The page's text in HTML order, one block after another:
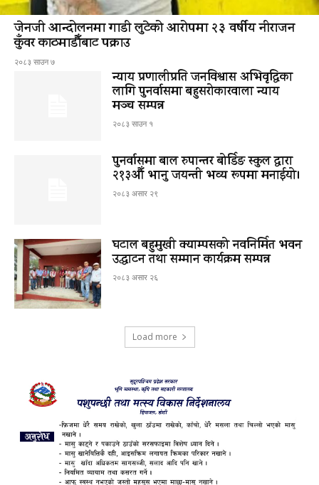
जेनजी आन्दोलनमा गाडी लुटेको आरोपमा २३ वर्षीय नीराजन
कुँवर काठमाडौँबाट पक्राउ
२०८३ साउन ७
न्याय प्रणालीप्रति जनविश्वास अभिवृद्धिका
लागि पुनर्वासमा बहुसरोकारवाला न्याय
मञ्च सम्पन्न
२०८३ साउन १
पुनर्वासमा बाल रुपान्तर बोर्डिङ स्कुल द्धारा
२१३औँ भानु जयन्ती भव्य रूपमा मनाईयो।
२०८३ असार २९
घटाल बहुमुखी क्याम्पसको नवनिर्मित भवन
उद्घाटन तथा सम्मान कार्यक्रम सम्पन्न
२०८३ असार २६
Load more